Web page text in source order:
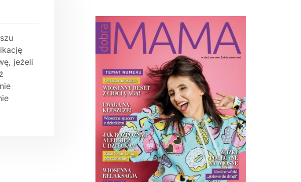
jeżeli